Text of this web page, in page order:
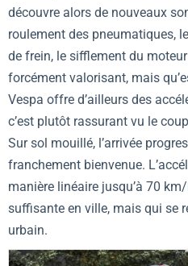
découvre alors de nouveaux
roulement des pneumatiques,
de frein, le sifflement du
forcément valorisant, mais
Vespa offre d’ailleurs des
c’est plutôt rassurant vu le
Sur sol mouillé, l’arrivée
franchement bienvenue.
manière linéaire jusqu’à 70
suffisante en ville, mais qui se
urbain.